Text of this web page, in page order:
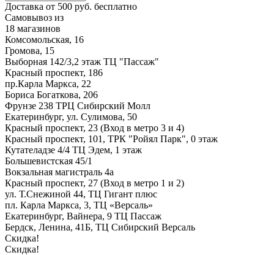
Доставка от 500 руб. бесплатно
Самовывоз из
18 магазинов
Комсомольская, 16
Громова, 15
Выборная 142/3,2 этаж ТЦ "Пассаж"
Красный проспект, 186
пр.Карла Маркса, 22
Бориса Богаткова, 206
Фрунзе 238 ТРЦ Сибирский Молл
Екатеринбург, ул. Сулимова, 50
Красный проспект, 23 (Вход в метро 3 и 4)
Красный проспект, 101, ТРК "Ройял Парк", 0 этаж
Кутателадзе 4/4 ТЦ Эдем, 1 этаж
Большевистская 45/1
Вокзальная магистраль 4а
Красный проспект, 27 (Вход в метро 1 и 2)
ул. Т.Снежиной 44, ТЦ Гигант плюс
пл. Карла Маркса, 3, ТЦ «Версаль»
Екатеринбург, Вайнера, 9 ТЦ Пассаж
Бердск, Ленина, 41Б, ТЦ Сибирский Версаль
Скидка!
Скидка!